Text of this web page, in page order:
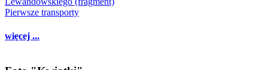
Pierwsze transporty
więcej ...